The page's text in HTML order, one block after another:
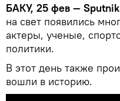
БАКУ, 25 фев —
на свет появились
актеры, ученые,
политики.
В этот день также
вошли в историю.